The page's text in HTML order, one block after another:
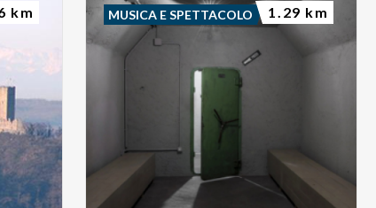
km MUSICA E SPETTACOLO 1.29 km